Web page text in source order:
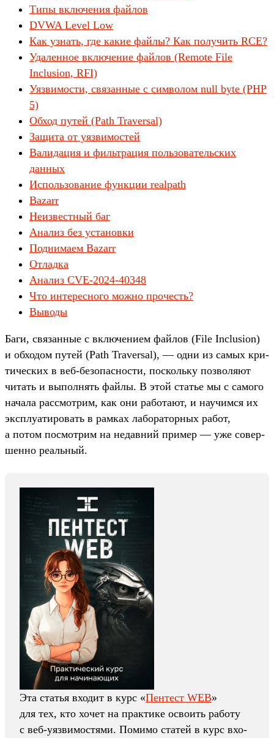
Типы включения файлов
DVWA Level Low
Как узнать, где какие файлы? Как получить RCE?
Удаленное включение файлов (Remote File
Inclusion, RFI)
Уязвимости, связанные с символом null byte (PHP
5)
Обход путей (Path Traversal)
Защита от уязвимостей
Валидация и фильтрация пользовательских
данных
Использование функции realpath
Bazarr
Неизвестный баг
Анализ без установки
Поднимаем Bazarr
Отладка
Анализ CVE-2024-40348
Что интересного можно прочесть?
Выводы
Ба­ги, свя­зан­ные с вклю­чени­ем фай­лов (File Inclusion)
и обхо­дом путей (Path Traversal), — одни из самых кри­
тичес­ких в веб‑безопас­ности, пос­коль­ку поз­воля­ют
читать и выпол­нять фай­лы. В этой статье мы с самого
начала рас­смот­рим, как они работа­ют, и научим­ся их
экс­плу­ати­ровать в рам­ках лабора­тор­ных работ,
а потом пос­мотрим на недав­ний при­мер — уже совер­
шенно реаль­ный.
Эта статья вхо­дит в курс «Пен­тест WEB»
для тех, кто хочет на прак­тике осво­ить работу
с веб‑уяз­вимос­тями. Помимо ста­тей в курс вхо­